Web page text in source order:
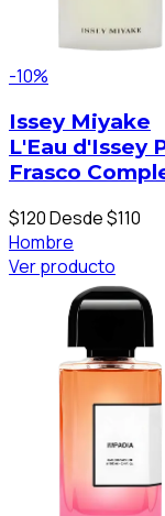
-10%
Issey Miyake
L'Eau d'Issey
Frasco
$120Desde $110
Hombre
Ver producto